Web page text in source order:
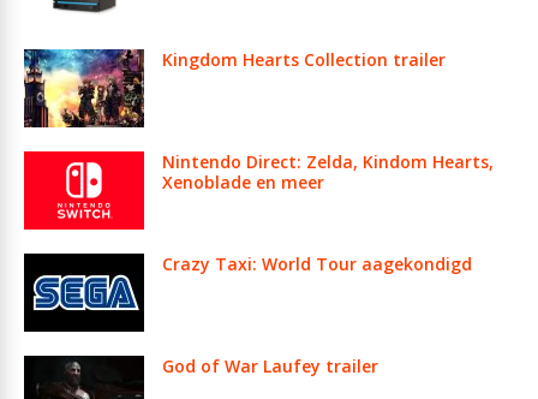
Kingdom Hearts Collection trailer
Nintendo Direct: Zelda, Kindom Hearts,
Xenoblade en meer
Crazy Taxi: World Tour aagekondigd
God of War Laufey trailer